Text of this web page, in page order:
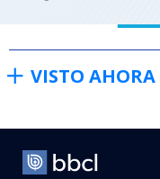
VISTO AHORA